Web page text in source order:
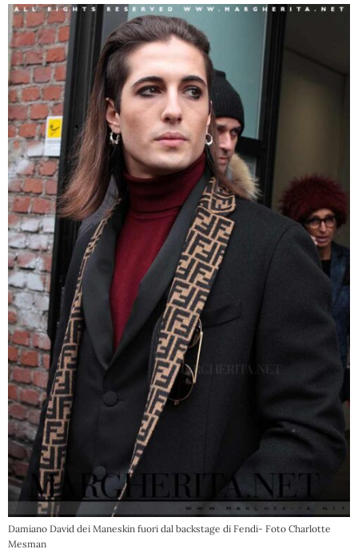
Damiano David dei Maneskin fuori dal backstage di Fendi- Foto Charlotte
Mesman